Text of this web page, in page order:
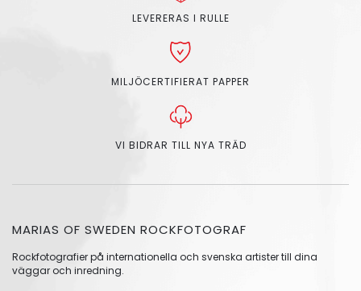
LEVERERAS I RULLE
MILJÖCERTIFIERAT PAPPER
VI BIDRAR TILL NYA TRÄD
MARIAS OF SWEDEN ROCKFOTOGRAF
Rockfotografier på internationella och svenska artister till dina
väggar och inredning.